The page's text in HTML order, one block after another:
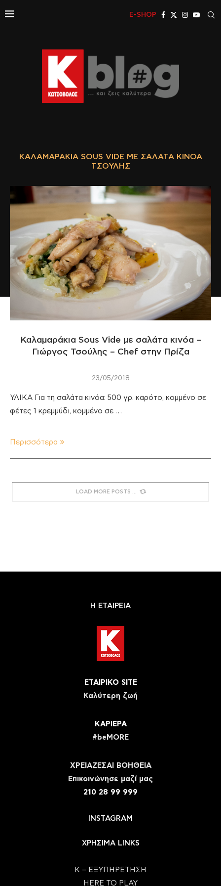
E-SHOP
ΚΑΛΑΜΑΡΆΚΙΑ SOUS VIDE ΜΕ ΣΑΛΆΤΑ ΚΙΝΌΑ
ΤΣΟΎΛΗΣ
Καλαμαράκια Sous Vide με σαλάτα κινόα –
Γιώργος Τσούλης – Chef στην Πρίζα
23/05/2018
ΥΛΙΚΑ Για τη σαλάτα κινόα: 500 γρ. καρότο, κομμένο σε
φέτες 1 κρεμμύδι, κομμένο σε …
Περισσότερα
LOAD MORE POSTS
Η ΕΤΑΙΡΕΙΑ
ΕΤΑΙΡΙΚΟ SITE
Καλύτερη ζωή
ΚΑΡΙΕΡΑ
#beMORE
ΧΡΕΙΑΖΕΣΑΙ ΒΟΗΘΕΙΑ
Eπικοινώνησε μαζί μας
210 28 99 999
INSTAGRAM
ΧΡΗΣΙΜΑ LINKS
Κ – ΕΞΥΠΗΡΕΤΗΣΗ
HERE TO PLAY